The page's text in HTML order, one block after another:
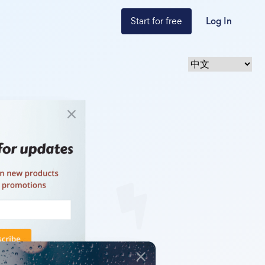
Start for free Log In